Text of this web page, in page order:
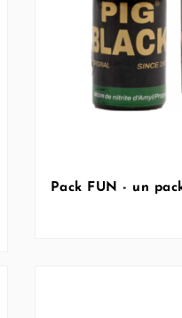
Pack FUN - un